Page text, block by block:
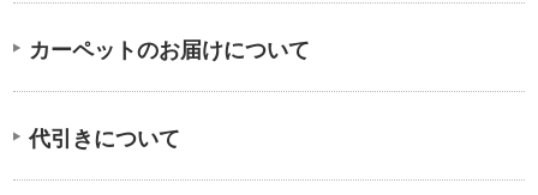
カーペットのお届けについて
代引きについて